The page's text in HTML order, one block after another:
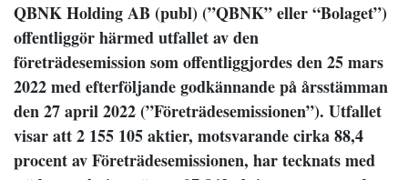
QBNK Holding AB (publ) (”QBNK” eller “Bolaget”)
offentliggör härmed utfallet av den
företrädesemission som offentliggjordes den 25 mars
2022 med efterföljande godkännande på årsstämman
den 27 april 2022 (”Företrädesemissionen”). Utfallet
visar att 2 155 105 aktier, motsvarande cirka 88,4
procent av Företrädesemissionen, har tecknats med